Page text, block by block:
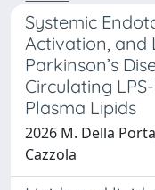
Systemic
Activation, and
Parkinson’s
Circulating
Plasma Lipids
2026 M. Della
Cazzola